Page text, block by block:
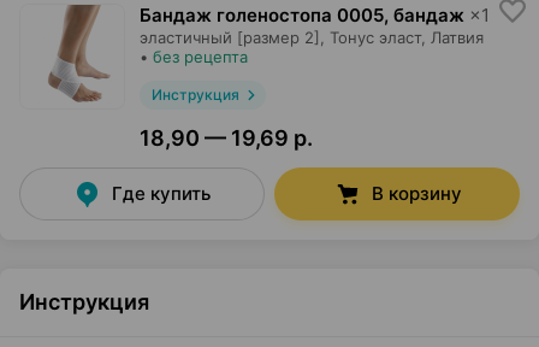
Бандаж голеностопа 0005, бандаж ×1
эластичный [размер 2], Тонус эласт, Латвия
• без рецепта
Инструкция
18,90 — 19,69 р.
Где купить В корзину
Инструкция